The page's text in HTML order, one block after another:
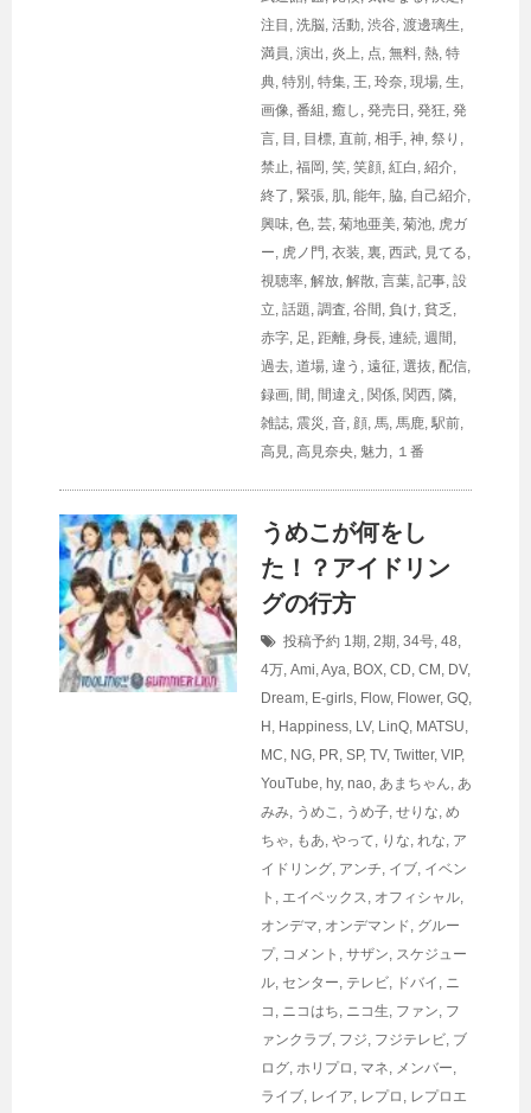
注目 , 洗脳, 活動, 渋谷, 渡邊璃生,
満員, 演出 , 炎上, 点, 無料, 熱, 特
典, 特別 , 特集, 王, 玲奈, 現場, 生,
画像, 番組 , 癒し , 発売日 , 発狂, 発
言, 目 , 目標, 直前, 相手, 神, 祭り ,
禁止, 福岡 , 笑, 笑顔, 紅白 , 紹介,
終了 , 緊張, 肌, 能年, 脇, 自己紹介,
興味, 色, 芸, 菊地亜美, 菊池, 虎ガ
ー, 虎ノ門 , 衣装, 裏, 西武, 見てる,
視聴率, 解放, 解散, 言葉, 記事, 設
立, 話題, 調査, 谷間 , 負け, 貧乏 ,
赤字, 足 , 距離, 身長, 連続, 週間 ,
過去, 道場, 違う , 遠征, 選抜, 配信,
録画, 間 , 間違え , 関係, 関西, 隣,
雑誌, 震災 , 音, 顔, 馬, 馬鹿, 駅前,
高見, 高見奈央, 魅力, １番
うめこが何をし
た！？アイドリン
グの行方
投稿予約 1期 , 2期 , 34号, 48,
4万, Ami,Aya, BOX, CD, CM , DV,
Dream, E-girls, Flow, Flower, GQ,
H , Happiness, LV, LinQ, MATSU,
MC, NG, PR, SP, TV, Twitter, VIP,
YouTube, hy, nao, あまちゃん, あ
みみ, うめこ , うめ子, せりな, め
ちゃ, もあ, やって, りな, れな, ア
イドリング, アンチ, イブ, イベン
ト , エイベックス, オフィシャル,
オンデマ, オンデマンド, グルー
プ, コメント , サザン, スケジュー
ル, センター, テレビ, ドバイ , ニ
コ , ニコはち, ニコ生, ファン, フ
ァンクラブ, フジ, フジテレビ, ブ
ログ, ホリプロ , マネ, メンバー,
ライブ, レイア, レプロ , レプロエ